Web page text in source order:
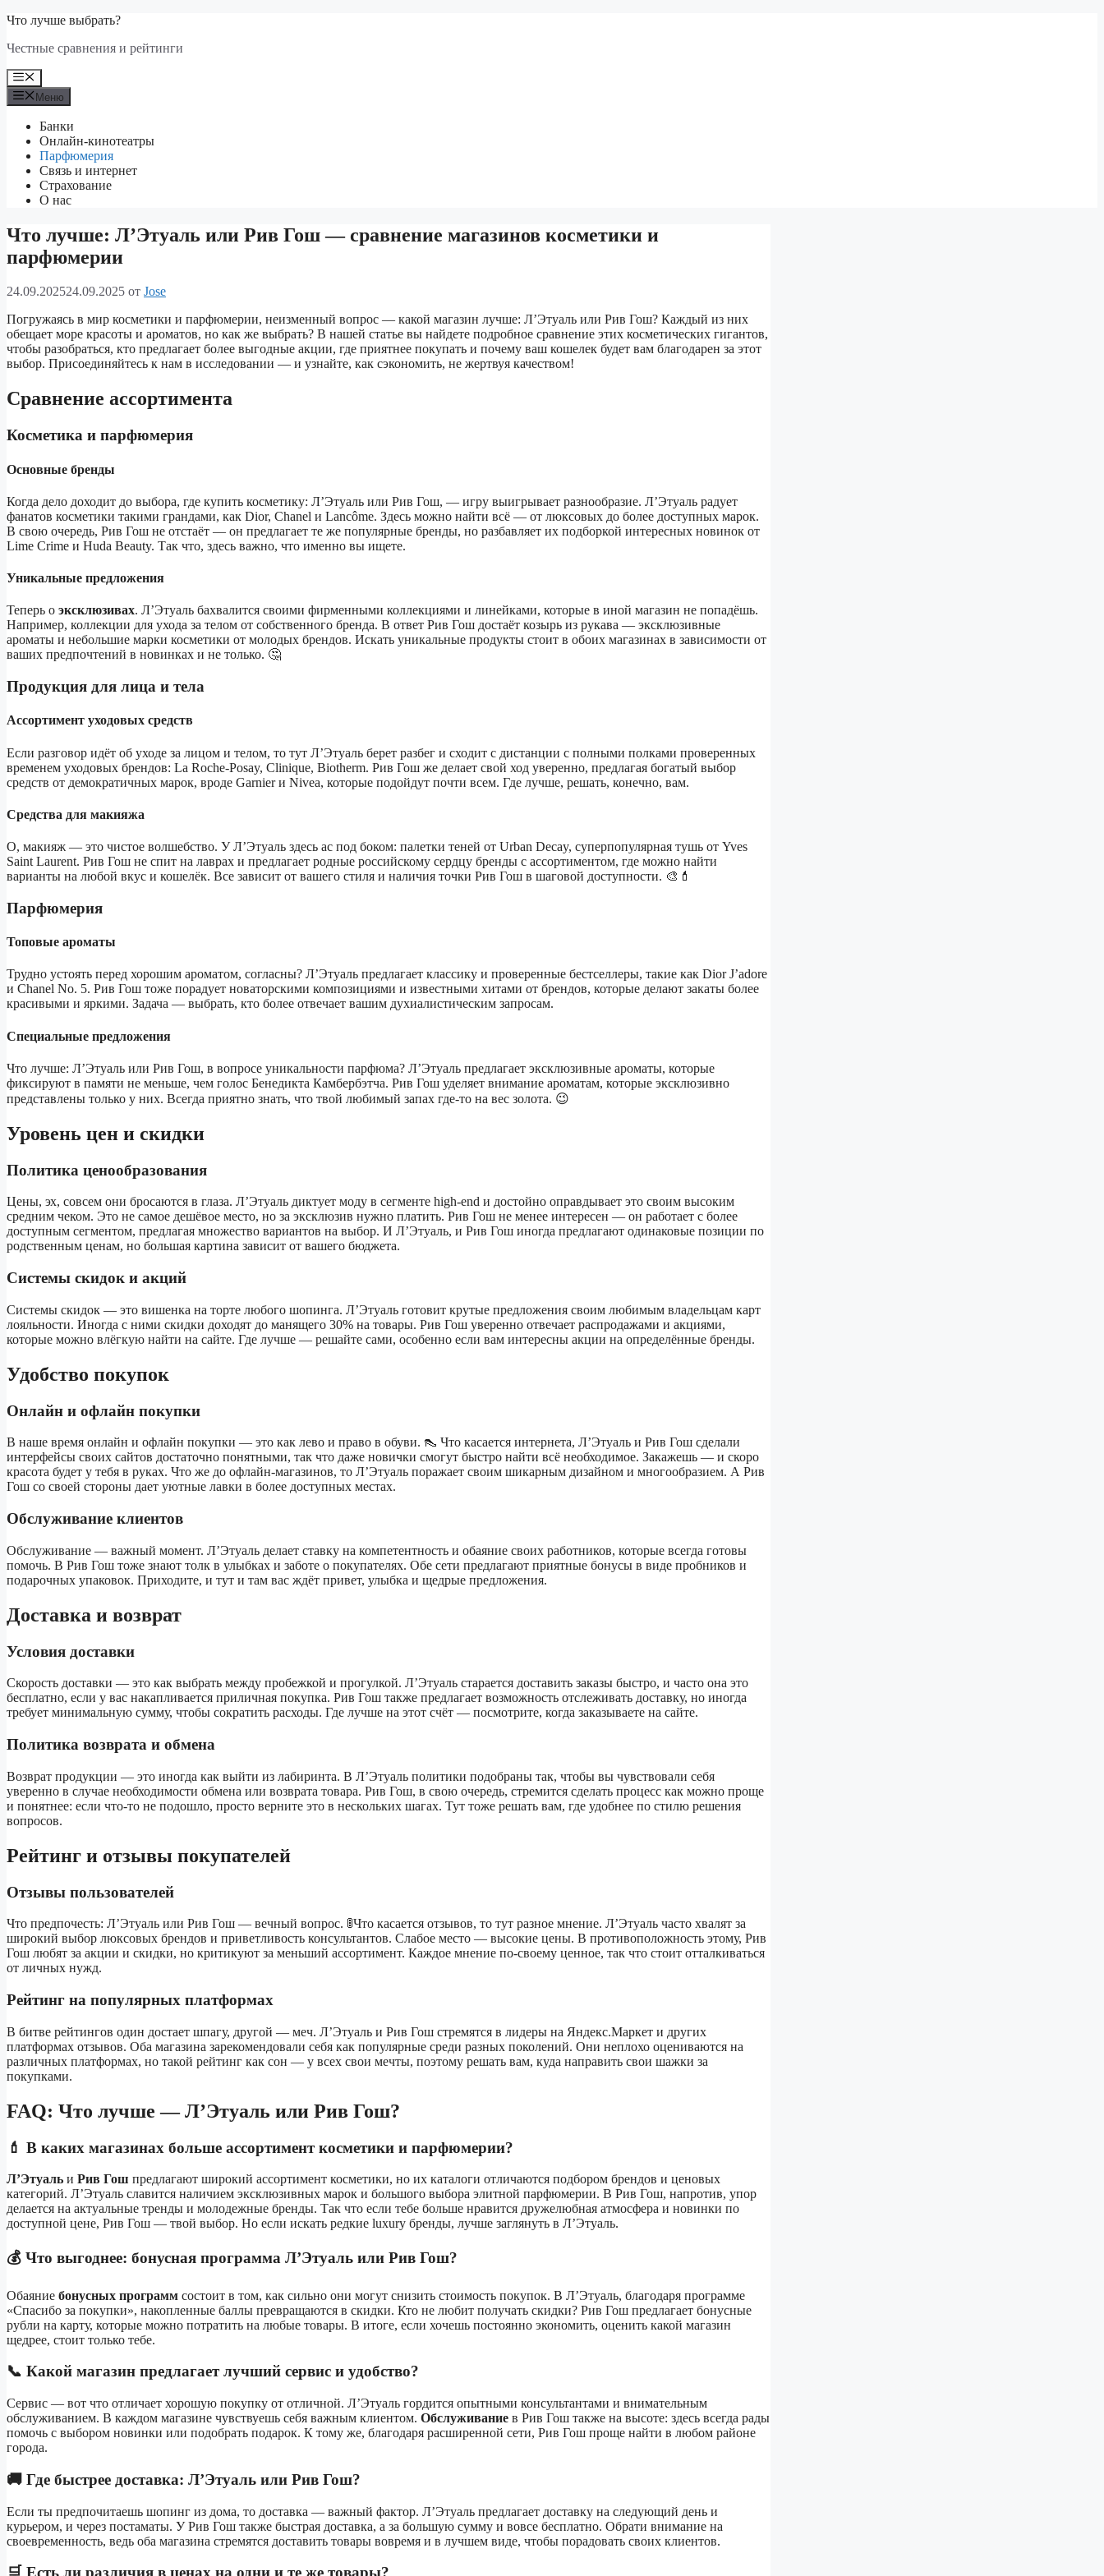
Перейти
содержимому
Что лучше выбрать?
Честные сравнения и рейтинги
Меню
Меню
Банки
Онлайн-кинотеатры
Парфюмерия
Связь и интернет
Страхование
О нас
Что лучше: Л’Этуаль или Рив Гош — сравнение магазинов косметики и
парфюмерии
24.09.202524.09.2025 от Jose
Погружаясь в мир косметики и парфюмерии, неизменный вопрос — какой магазин лучше: Л’Этуаль или Рив Гош? Каждый из них
обещает море красоты и ароматов, но как же выбрать? В нашей статье вы найдете подробное сравнение этих косметических гигантов,
чтобы разобраться, кто предлагает более выгодные акции, где приятнее покупать и почему ваш кошелек будет вам благодарен за этот
выбор. Присоединяйтесь к нам в исследовании — и узнайте, как сэкономить, не жертвуя качеством!
Сравнение ассортимента
Косметика и парфюмерия
Основные бренды
Когда дело доходит до выбора, где купить косметику: Л’Этуаль или Рив Гош, — игру выигрывает разнообразие. Л’Этуаль радует
фанатов косметики такими грандами, как Dior, Chanel и Lancôme. Здесь можно найти всё — от люксовых до более доступных марок.
В свою очередь, Рив Гош не отстаёт — он предлагает те же популярные бренды, но разбавляет их подборкой интересных новинок от
Lime Crime и Huda Beauty. Так что, здесь важно, что именно вы ищете.
Уникальные предложения
Теперь о эксклюзивах. Л’Этуаль бахвалится своими фирменными коллекциями и линейками, которые в иной магазин не попадёшь.
Например, коллекции для ухода за телом от собственного бренда. В ответ Рив Гош достаёт козырь из рукава — эксклюзивные
ароматы и небольшие марки косметики от молодых брендов. Искать уникальные продукты стоит в обоих магазинах в зависимости от
ваших предпочтений в новинках и не только. 🤔
Продукция для лица и тела
Ассортимент уходовых средств
Если разговор идёт об уходе за лицом и телом, то тут Л’Этуаль берет разбег и сходит с дистанции с полными полками проверенных
временем уходовых брендов: La Roche-Posay, Clinique, Biotherm. Рив Гош же делает свой ход уверенно, предлагая богатый выбор
средств от демократичных марок, вроде Garnier и Nivea, которые подойдут почти всем. Где лучше, решать, конечно, вам.
Средства для макияжа
О, макияж — это чистое волшебство. У Л’Этуаль здесь ас под боком: палетки теней от Urban Decay, суперпопулярная тушь от Yves
Saint Laurent. Рив Гош не спит на лаврах и предлагает родные российскому сердцу бренды с ассортиментом, где можно найти
варианты на любой вкус и кошелёк. Все зависит от вашего стиля и наличия точки Рив Гош в шаговой доступности. 🎨💄
Парфюмерия
Топовые ароматы
Трудно устоять перед хорошим ароматом, согласны? Л’Этуаль предлагает классику и проверенные бестселлеры, такие как Dior J’adore
и Chanel No. 5. Рив Гош тоже порадует новаторскими композициями и известными хитами от брендов, которые делают закаты более
красивыми и яркими. Задача — выбрать, кто более отвечает вашим духиалистическим запросам.
Специальные предложения
Что лучше: Л’Этуаль или Рив Гош, в вопросе уникальности парфюма? Л’Этуаль предлагает эксклюзивные ароматы, которые
фиксируют в памяти не меньше, чем голос Бенедикта Камбербэтча. Рив Гош уделяет внимание ароматам, которые эксклюзивно
представлены только у них. Всегда приятно знать, что твой любимый запах где-то на вес золота. 😉
Уровень цен и скидки
Политика ценообразования
Цены, эх, совсем они бросаются в глаза. Л’Этуаль диктует моду в сегменте high-end и достойно оправдывает это своим высоким
средним чеком. Это не самое дешёвое место, но за эксклюзив нужно платить. Рив Гош не менее интересен — он работает с более
доступным сегментом, предлагая множество вариантов на выбор. И Л’Этуаль, и Рив Гош иногда предлагают одинаковые позиции по
родственным ценам, но большая картина зависит от вашего бюджета.
Системы скидок и акций
Системы скидок — это вишенка на торте любого шопинга. Л’Этуаль готовит крутые предложения своим любимым владельцам карт
лояльности. Иногда с ними скидки доходят до манящего 30% на товары. Рив Гош уверенно отвечает распродажами и акциями,
которые можно влёгкую найти на сайте. Где лучше — решайте сами, особенно если вам интересны акции на определённые бренды.
Удобство покупок
Онлайн и офлайн покупки
В наше время онлайн и офлайн покупки — это как лево и право в обуви. 👠 Что касается интернета, Л’Этуаль и Рив Гош сделали
интерфейсы своих сайтов достаточно понятными, так что даже новички смогут быстро найти всё необходимое. Закажешь — и скоро
красота будет у тебя в руках. Что же до офлайн-магазинов, то Л’Этуаль поражает своим шикарным дизайном и многообразием. А Рив
Гош со своей стороны дает уютные лавки в более доступных местах.
Обслуживание клиентов
Обслуживание — важный момент. Л’Этуаль делает ставку на компетентность и обаяние своих работников, которые всегда готовы
помочь. В Рив Гош тоже знают толк в улыбках и заботе о покупателях. Обе сети предлагают приятные бонусы в виде пробников и
подарочных упаковок. Приходите, и тут и там вас ждёт привет, улыбка и щедрые предложения.
Доставка и возврат
Условия доставки
Скорость доставки — это как выбрать между пробежкой и прогулкой. Л’Этуаль старается доставить заказы быстро, и часто она это
бесплатно, если у вас накапливается приличная покупка. Рив Гош также предлагает возможность отслеживать доставку, но иногда
требует минимальную сумму, чтобы сократить расходы. Где лучше на этот счёт — посмотрите, когда заказываете на сайте.
Политика возврата и обмена
Возврат продукции — это иногда как выйти из лабиринта. В Л’Этуаль политики подобраны так, чтобы вы чувствовали себя
уверенно в случае необходимости обмена или возврата товара. Рив Гош, в свою очередь, стремится сделать процесс как можно проще
и понятнее: если что-то не подошло, просто верните это в нескольких шагах. Тут тоже решать вам, где удобнее по стилю решения
вопросов.
Рейтинг и отзывы покупателей
Отзывы пользователей
Что предпочесть: Л’Этуаль или Рив Гош — вечный вопрос. 🚦Что касается отзывов, то тут разное мнение. Л’Этуаль часто хвалят за
широкий выбор люксовых брендов и приветливость консультантов. Слабое место — высокие цены. В противоположность этому, Рив
Гош любят за акции и скидки, но критикуют за меньший ассортимент. Каждое мнение по-своему ценное, так что стоит отталкиваться
от личных нужд.
Рейтинг на популярных платформах
В битве рейтингов один достает шпагу, другой — меч. Л’Этуаль и Рив Гош стремятся в лидеры на Яндекс.Маркет и других
платформах отзывов. Оба магазина зарекомендовали себя как популярные среди разных поколений. Они неплохо оцениваются на
различных платформах, но такой рейтинг как сон — у всех свои мечты, поэтому решать вам, куда направить свои шажки за
покупками.
FAQ: Что лучше — Л’Этуаль или Рив Гош?
💄 В каких магазинах больше ассортимент косметики и парфюмерии?
Л’Этуаль и Рив Гош предлагают широкий ассортимент косметики, но их каталоги отличаются подбором брендов и ценовых
категорий. Л’Этуаль славится наличием эксклюзивных марок и большого выбора элитной парфюмерии. В Рив Гош, напротив, упор
делается на актуальные тренды и молодежные бренды. Так что если тебе больше нравится дружелюбная атмосфера и новинки по
доступной цене, Рив Гош — твой выбор. Но если искать редкие luxury бренды, лучше заглянуть в Л’Этуаль.
💰 Что выгоднее: бонусная программа Л’Этуаль или Рив Гош?
Обаяние бонусных программ состоит в том, как сильно они могут снизить стоимость покупок. В Л’Этуаль, благодаря программе
«Спасибо за покупки», накопленные баллы превращаются в скидки. Кто не любит получать скидки? Рив Гош предлагает бонусные
рубли на карту, которые можно потратить на любые товары. В итоге, если хочешь постоянно экономить, оценить какой магазин
щедрее, стоит только тебе.
📞 Какой магазин предлагает лучший сервис и удобство?
Сервис — вот что отличает хорошую покупку от отличной. Л’Этуаль гордится опытными консультантами и внимательным
обслуживанием. В каждом магазине чувствуешь себя важным клиентом. Обслуживание в Рив Гош также на высоте: здесь всегда рады
помочь с выбором новинки или подобрать подарок. К тому же, благодаря расширенной сети, Рив Гош проще найти в любом районе
города.
🚚 Где быстрее доставка: Л’Этуаль или Рив Гош?
Если ты предпочитаешь шопинг из дома, то доставка — важный фактор. Л’Этуаль предлагает доставку на следующий день и
курьером, и через постаматы. У Рив Гош также быстрая доставка, а за большую сумму и вовсе бесплатно. Обрати внимание на
своевременность, ведь оба магазина стремятся доставить товары вовремя и в лучшем виде, чтобы порадовать своих клиентов.